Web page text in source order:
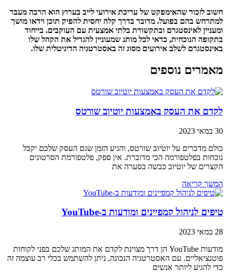
חשוב לזכור שהאימפקט של עריכת אירועי לייב בערוץ הוא הרבה מעבר
למתרחש בהם בפועל. מדובר בדרך קלה יחסית להפיק תוכן וידאו מושך
ומעניין לאינסטגרם ובתקשורת בלתי אמצעית עם העוקבים. בייחוד
בתקופה הנוכחית, כדאי לכל מותג שמעוניין להגדיל את הקהל שלו
באינסטגרם לשלב אירועים מסוג זה באסטרטגיה הדיגיטלית שלו.
מאמרים נוספים
לקדם את העסק באמצעות יוטיוב שורטס
30 במאי 2023
כולם מדברים על יוטיוב שורטס, והגיע הזמן שגם העסק שלכם יקבל
נוכחות בפלטפורמה הכי מדוברת. אין ספק, פלטפורמת הסרטונים
הקצרים של יוטיוב כבשה בסערה את
המשך קריאה
טיפים לניהול קמפיינים ומודעות ב-YouTube
28 במאי 2023
מודעות YouTube הן דרך מצוינת לקדם את המותג שלכם בפני לקוחות
פוטנציאליים. עם האסטרטגיה הנכונה, ניתן להשתמש בכלי רב עוצמה זה
כדי להגיע ליותר אנשים